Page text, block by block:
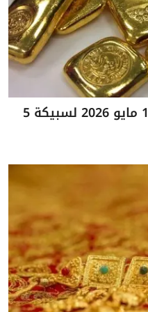
سعر الذهب اليوم الاثنين 11 مايو 2026 لسبيكة 5